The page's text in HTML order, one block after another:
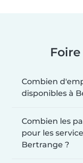
Combien
disponibles à
Combien les
pour les
Bertrange ?